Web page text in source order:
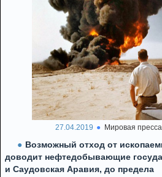
27.04.2019 Мировая пресса
Возможный отход от
доводит нефтедобывающие
и Саудовская Аравия, до предела